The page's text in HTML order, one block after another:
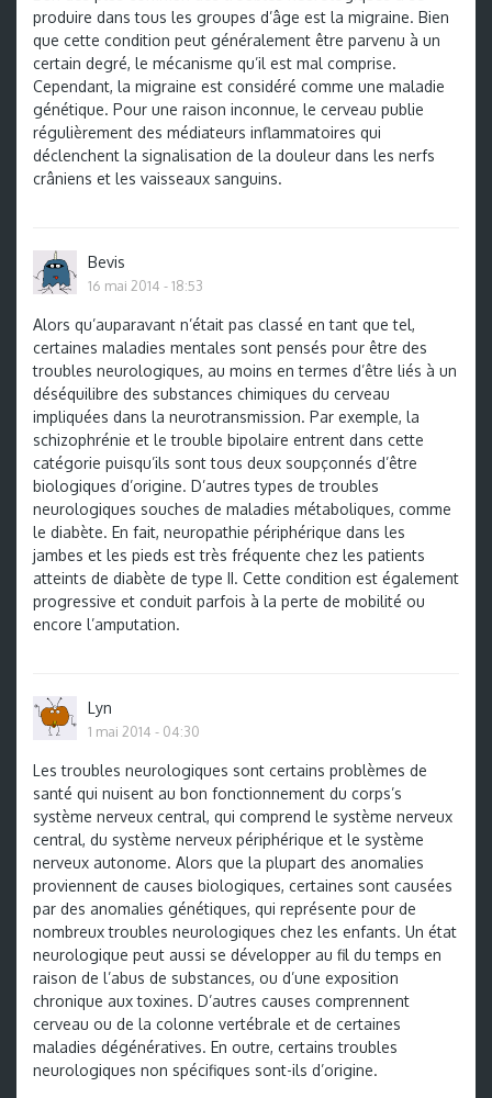
produire dans tous les groupes d’âge est la migraine. Bien
que cette condition peut généralement être parvenu à un
certain degré, le mécanisme qu’il est mal comprise.
Cependant, la migraine est considéré comme une maladie
génétique. Pour une raison inconnue, le cerveau publie
régulièrement des médiateurs inflammatoires qui
déclenchent la signalisation de la douleur dans les nerfs
crâniens et les vaisseaux sanguins.
Bevis
16 mai 2014 - 18:53
Alors qu’auparavant n’était pas classé en tant que tel,
certaines maladies mentales sont pensés pour être des
troubles neurologiques, au moins en termes d’être liés à un
déséquilibre des substances chimiques du cerveau
impliquées dans la neurotransmission. Par exemple, la
schizophrénie et le trouble bipolaire entrent dans cette
catégorie puisqu’ils sont tous deux soupçonnés d’être
biologiques d’origine. D’autres types de troubles
neurologiques souches de maladies métaboliques, comme
le diabète. En fait, neuropathie périphérique dans les
jambes et les pieds est très fréquente chez les patients
atteints de diabète de type II. Cette condition est également
progressive et conduit parfois à la perte de mobilité ou
encore l’amputation.
Lyn
1 mai 2014 - 04:30
Les troubles neurologiques sont certains problèmes de
santé qui nuisent au bon fonctionnement du corps’s
système nerveux central, qui comprend le système nerveux
central, du système nerveux périphérique et le système
nerveux autonome. Alors que la plupart des anomalies
proviennent de causes biologiques, certaines sont causées
par des anomalies génétiques, qui représente pour de
nombreux troubles neurologiques chez les enfants. Un état
neurologique peut aussi se développer au fil du temps en
raison de l’abus de substances, ou d’une exposition
chronique aux toxines. D’autres causes comprennent
cerveau ou de la colonne vertébrale et de certaines
maladies dégénératives. En outre, certains troubles
neurologiques non spécifiques sont-ils d’origine.